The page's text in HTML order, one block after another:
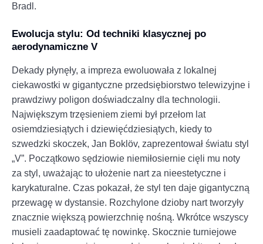
Bradl.
Ewolucja stylu: Od techniki klasycznej po
aerodynamiczne V
Dekady płynęły, a impreza ewoluowała z lokalnej
ciekawostki w gigantyczne przedsiębiorstwo telewizyjne i
prawdziwy poligon doświadczalny dla technologii.
Największym trzęsieniem ziemi był przełom lat
osiemdziesiątych i dziewięćdziesiątych, kiedy to
szwedzki skoczek, Jan Boklöv, zaprezentował światu styl
„V”. Początkowo sędziowie niemiłosiernie cięli mu noty
za styl, uważając to ułożenie nart za nieestetyczne i
karykaturalne. Czas pokazał, że styl ten daje gigantyczną
przewagę w dystansie. Rozchylone dzioby nart tworzyły
znacznie większą powierzchnię nośną. Wkrótce wszyscy
musieli zaadaptować tę nowinkę. Skocznie turniejowe